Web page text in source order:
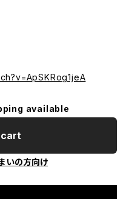
available
いの方向け